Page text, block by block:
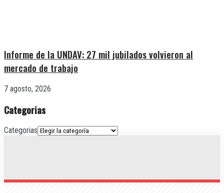
Informe de la UNDAV: 27 mil jubilados volvieron al
mercado de trabajo
7 agosto, 2026
Categorias
Categorias